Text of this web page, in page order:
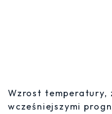
Wzrost temperatury,
wcześniejszymi